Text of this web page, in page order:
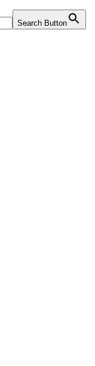
Search Button